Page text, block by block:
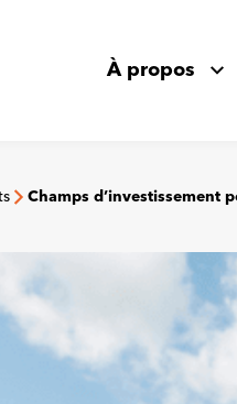
À propos
Champs d’investissement